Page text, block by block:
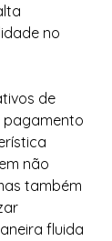
no
de
pagamento
não
também
fluida